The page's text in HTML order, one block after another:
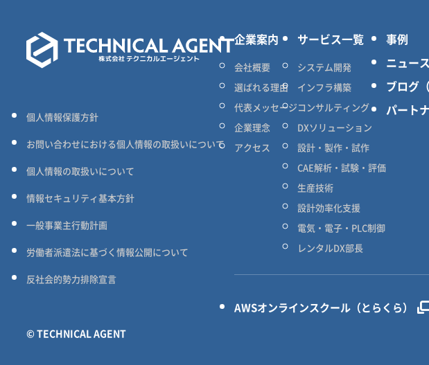
個人情報保護方針
お問い合わせにおける個人情報の取扱いについて
個人情報の取扱いについて
情報セキュリティ基本方針
一般事業主行動計画
労働者派遣法に基づく情報公開について
反社会的勢力排除宣言
© TECHNICAL AGENT
企業案内
会社概要
選ばれる理由
代表メッセージ
企業理念
アクセス
サービス一覧
システム開発
インフラ構築
コンサルティング
DXソリューション
設計・製作・試作
CAE解析・試験・評価
生産技術
設計効率化支援
電気・電子・PLC制御
レンタルDX部長
事例
ニュース
ブログ
パート
AWSオンラインスクール（とらくら）